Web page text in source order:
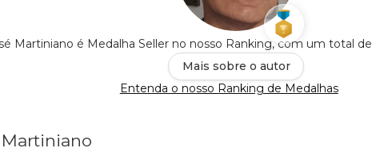
Martiniano é Medalha Seller no nosso Ranking, com um total de
Mais sobre o autor
Entenda o nosso Ranking de Medalhas